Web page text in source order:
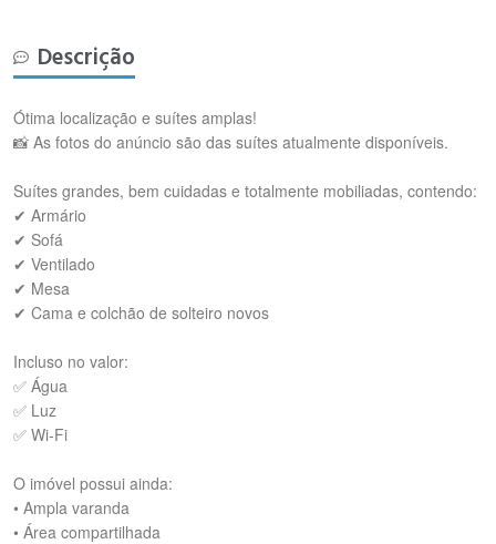
Descrição
Ótima localização e suítes amplas!
📸 As fotos do anúncio são das suítes atualmente disponíveis.
Suítes grandes, bem cuidadas e totalmente mobiliadas, contendo:
✔ Armário
✔ Sofá
✔ Ventilado
✔ Mesa
✔ Cama e colchão de solteiro novos
Incluso no valor:
✅ Água
✅ Luz
✅ Wi-Fi
O imóvel possui ainda:
• Ampla varanda
• Área compartilhada